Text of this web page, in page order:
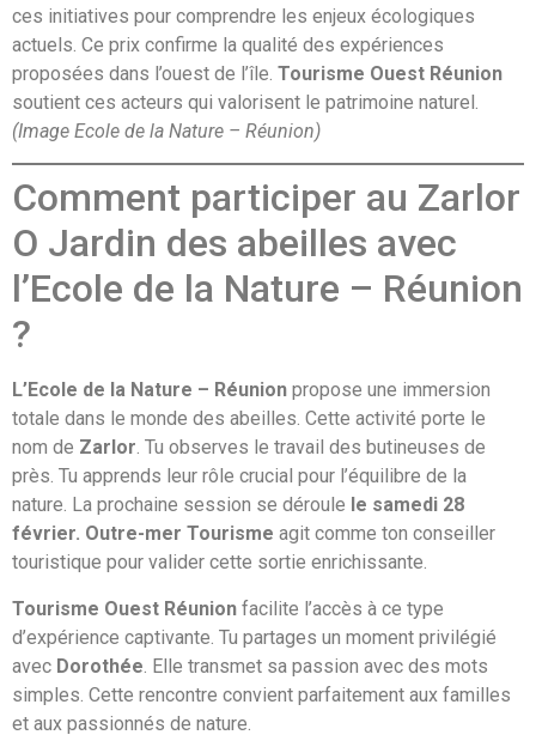
ces initiatives pour comprendre les enjeux écologiques
actuels. Ce prix confirme la qualité des expériences
proposées dans l’ouest de l’île. Tourisme Ouest Réunion
soutient ces acteurs qui valorisent le patrimoine naturel.
(Image Ecole de la Nature – Réunion)
Comment participer au Zarlor
O Jardin des abeilles avec
l’Ecole de la Nature – Réunion
?
L’Ecole de la Nature – Réunion propose une immersion
totale dans le monde des abeilles. Cette activité porte le
nom de Zarlor. Tu observes le travail des butineuses de
près. Tu apprends leur rôle crucial pour l’équilibre de la
nature. La prochaine session se déroule le samedi 28
février. Outre-mer Tourisme agit comme ton conseiller
touristique pour valider cette sortie enrichissante.
Tourisme Ouest Réunion facilite l’accès à ce type
d’expérience captivante. Tu partages un moment privilégié
avec Dorothée . Elle transmet sa passion avec des mots
simples. Cette rencontre convient parfaitement aux familles
et aux passionnés de nature.